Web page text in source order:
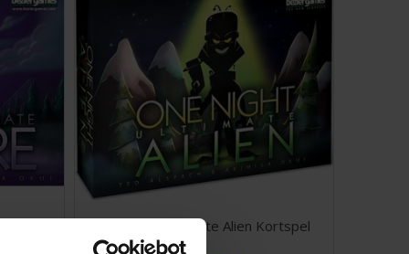
kräver huvudspel för att kunna spelas
Bonus Roles Spelregler (engelska - PDF)
One Night Ultimate Alien Kortspel